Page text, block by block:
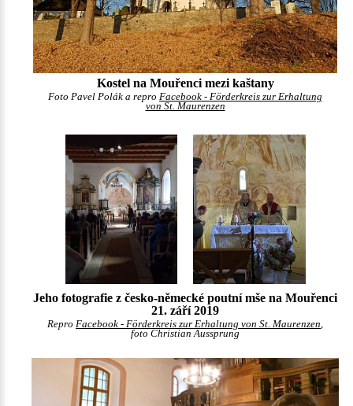
Kostel na Mouřenci mezi kaštany
Foto Pavel Polák a repro Facebook - Förderkreis zur Erhaltung
von St. Maurenzen
Jeho fotografie z česko-německé poutní mše na Mouřenci
21. září 2019
Repro Facebook - Förderkreis zur Erhaltung von St. Maurenzen,
foto Christian Aussprung